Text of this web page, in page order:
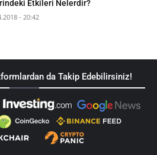
Etkileri Nelerdir?
- 20:42
da Takip Edebilirsiniz!